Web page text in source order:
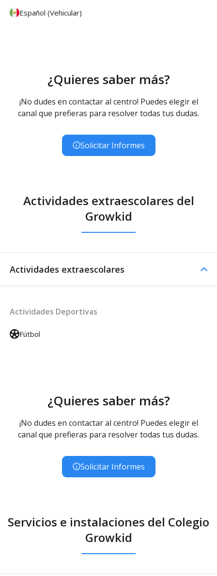
Español (Vehicular)
¿Quieres saber más?
¡No dudes en contactar al centro! Puedes elegir el
canal que prefieras para resolver todas tus dudas.
Solicitar Informes
Actividades extraescolares del
Growkid
Actividades extraescolares
Actividades Deportivas
Fútbol
¿Quieres saber más?
¡No dudes en contactar al centro! Puedes elegir el
canal que prefieras para resolver todas tus dudas.
Solicitar Informes
Servicios e instalaciones del Colegio
Growkid